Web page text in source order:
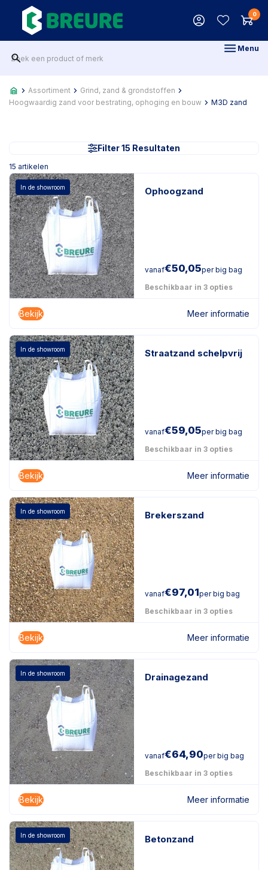
0
Menu
Assortiment
Grind, zand & grondstoffen
Hoogwaardig zand voor bestrating, ophoging en bouw
M3D zand
Filter 15 Resultaten
15 artikelen
In de showroom Ophoogzand
vanaf€50,05per big bag
Beschikbaar in 3 opties
Bekijk Meer informatie
In de showroom Straatzand schelpvrij
vanaf€59,05per big bag
Beschikbaar in 3 opties
Bekijk Meer informatie
In de showroom Brekerszand
vanaf€97,01per big bag
Beschikbaar in 3 opties
Bekijk Meer informatie
In de showroom Drainagezand
vanaf€64,90per big bag
Beschikbaar in 3 opties
Bekijk Meer informatie
In de showroom Betonzand